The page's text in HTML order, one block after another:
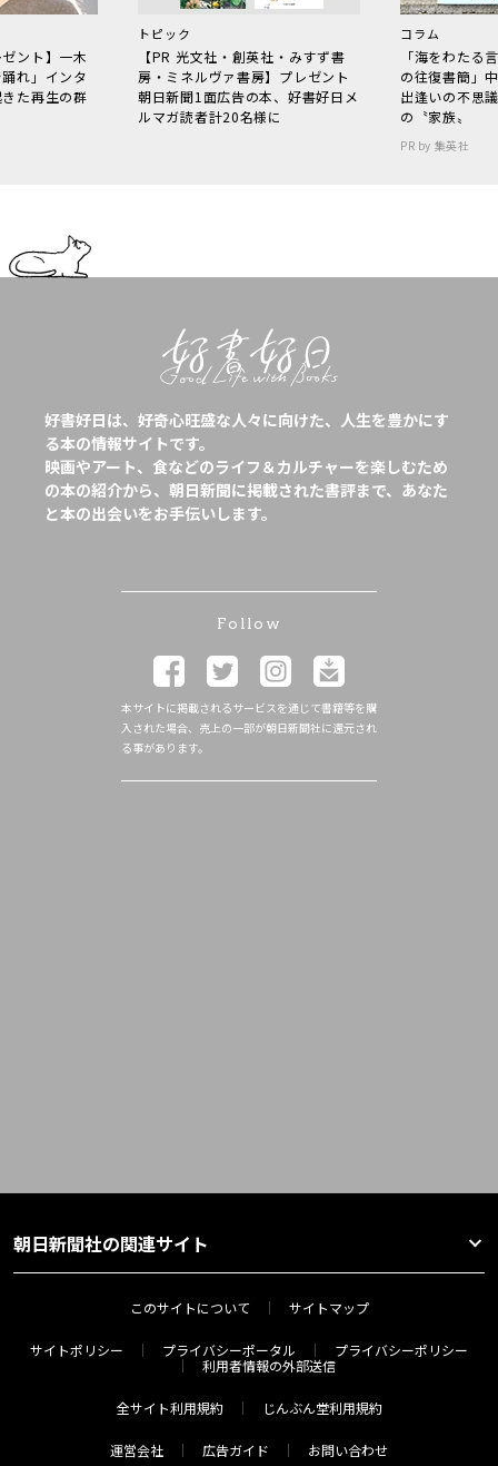
ント】一木
れ」インタ
た再生の群
トピック
【PR 光文社・創英社・みすず書
房・ミネルヴァ書房】プレゼント
朝日新聞1面広告の本、好書好日メ
ルマガ読者計20名様に
コラム
「海をわた
の往復書簡」
出逢いの不思
の〝家族〟
PR by 集英社
好書好日は、好奇心旺盛な人々に向けた、人生を豊かにす
る本の情報サイトです。
映画やアート、食などのライフ＆カルチャーを楽しむため
の本の紹介から、朝日新聞に掲載された書評まで、あなた
と本の出会いをお手伝いします。
Follow
本サイトに掲載されるサービスを通じて書籍等を購
入された場合、売上の一部が朝日新聞社に還元され
る事があります。
朝日新聞社の関連サイト
このサイトについて サイトマップ
サイトポリシー プライバシーポータル
プライバシーポリシー
利用者情報の外部送信
全サイト利用規約 じんぶん堂利用規約
運営会社 広告ガイド お問い合わせ